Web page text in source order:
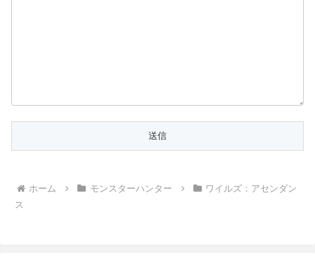
ホーム モンスターハンター
ワイルズ：アセンダン
ス